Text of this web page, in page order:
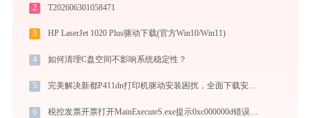
2 T202606301058471
3 HP LaserJet 1020 Plus驱动下载(官方Win10/Win11)
4 如何清理C盘空间不影响系统稳定性？
5 完美解决新都P411dn打印机驱动安装困扰，全面下载安装教程
6 税控发票开票打开MainExecuteS.exe提示0xc000000d错误码怎么办